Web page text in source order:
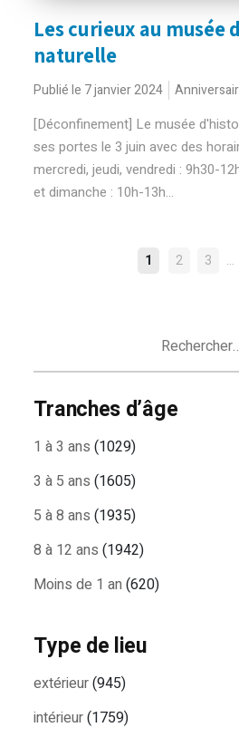
Les curieux au musée
naturelle
Publié le 7 janvier 2024
[Déconfinement] Le musée
ses portes le 3 juin avec des
mercredi, jeudi, vendredi : 9h30-
et dimanche : 10h-13h...
NAVIGATION
1 2 3 …
Tranches d’âge
1 à 3 ans (1029)
3 à 5 ans (1605)
5 à 8 ans (1935)
8 à 12 ans (1942)
Moins de 1 an (620)
Type de lieu
extérieur(945)
intérieur(1759)